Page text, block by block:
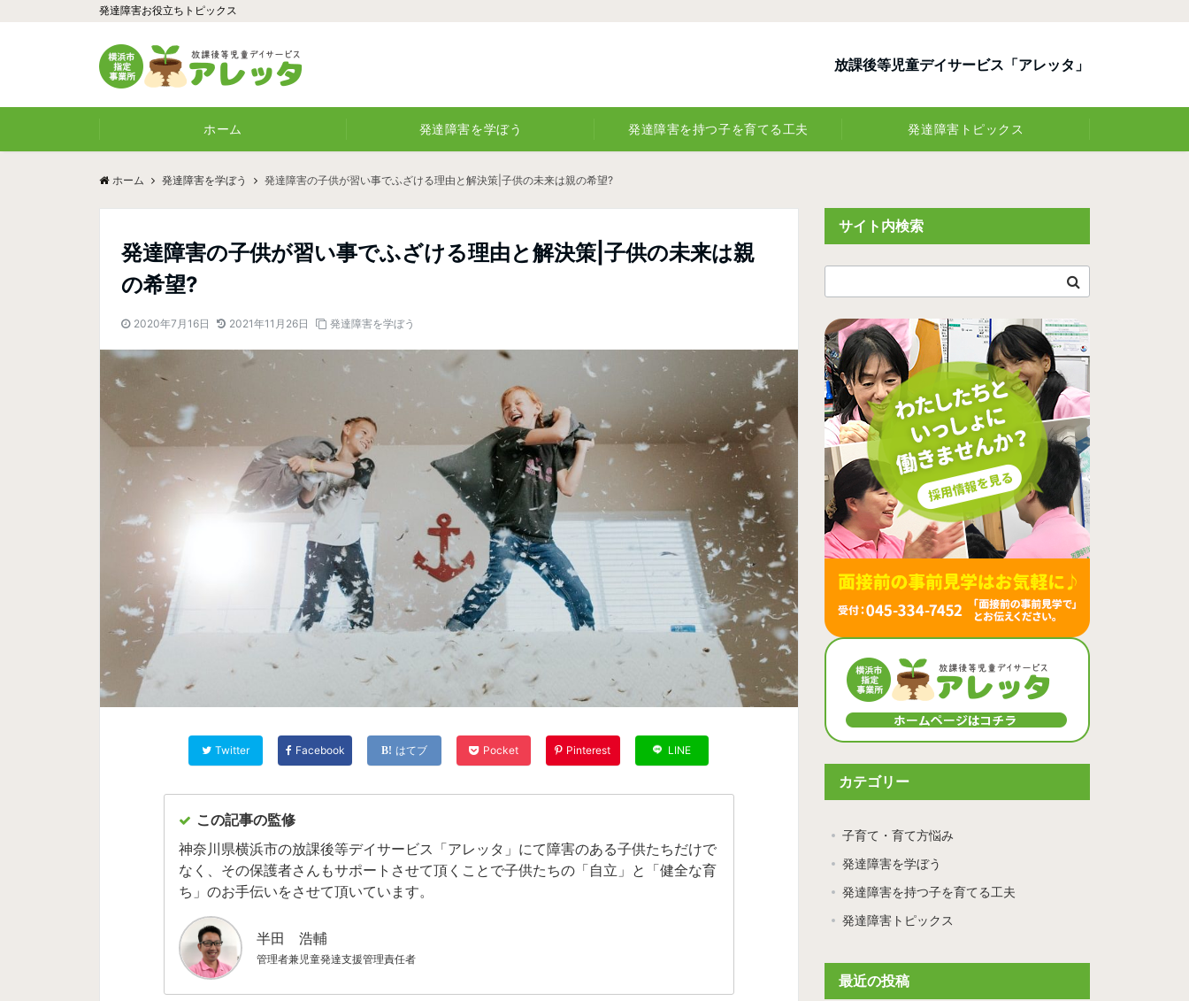
発達障害お役立ちトピックス
放課後等児童デイサービス「アレッタ」
ホーム 発達障害を学ぼう 発達障害を持つ子を育てる工夫 発達障害トピックス
ホーム 発達障害を学ぼう 発達障害の子供が習い事でふざける理由と解決策|子供の未来は親の希望?
発達障害の子供が習い事でふざける理由と解決策|子供の未来は親
の希望?
2020年7月16日 2021年11月26日 発達障害を学ぼう
Twitter Facebook はてブ Pocket Pinterest LINE
この記事の監修
神奈川県横浜市の放課後等デイサービス「アレッタ」にて障害のある子供たちだけで
なく、その保護者さんもサポートさせて頂くことで子供たちの「自立」と「健全な育
ち」のお手伝いをさせて頂いています。
半田 浩輔
管理者兼児童発達支援管理責任者
サイト内検索
カテゴリー
子育て・育て方悩み
発達障害を学ぼう
発達障害を持つ子を育てる工夫
発達障害トピックス
最近の投稿